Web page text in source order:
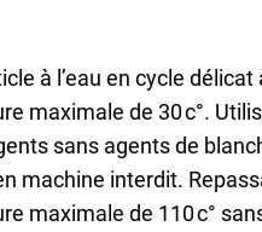
à l’eau en cycle délicat
maximale de 30 c°.
sans agents de
machine interdit.
maximale de 110 c°